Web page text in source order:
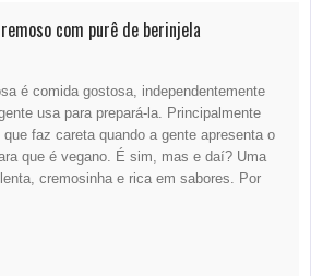
com purê de berinjela
é comida gostosa, independentemente
usa para prepará-la. Principalmente
faz careta quando a gente apresenta o
que é vegano. É sim, mas e daí? Uma
cremosinha e rica em sabores. Por